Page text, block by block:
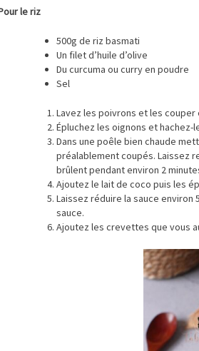
le riz
500g de riz basmati
Un filet d’huile d’olive
Du curcuma ou curry en poudre
Sel
Lavez les poivrons et les couper
Épluchez les oignons et hachez-
Dans une poêle bien chaude
préalablement coupés. Laissez
brûlent pendant environ 2
Ajoutez le lait de coco puis les
Laissez réduire la sauce environ
sauce.
Ajoutez les crevettes que vous